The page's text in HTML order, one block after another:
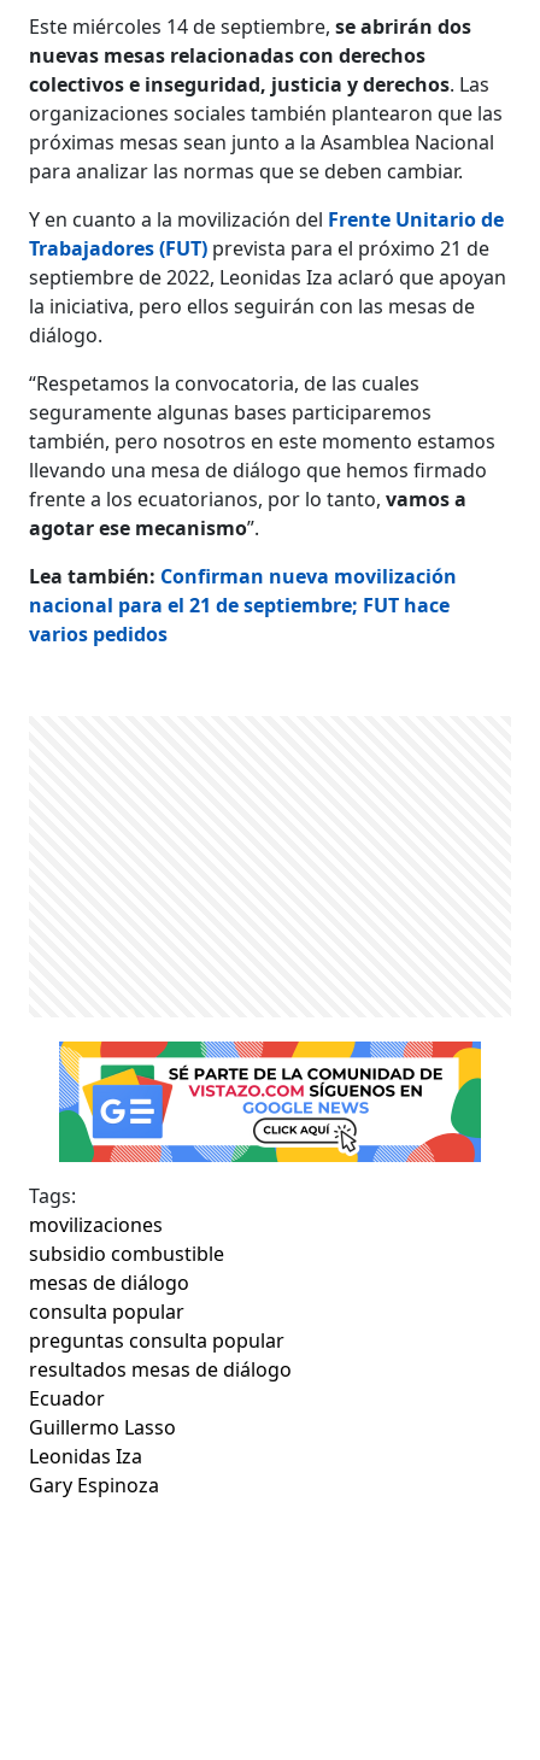
Este miércoles 14 de septiembre,se abrirán dos
nuevas mesas relacionadas con derechos
colectivos e inseguridad, justicia y derechos. Las
organizaciones sociales también plantearon que las
próximas mesas sean junto a la Asamblea Nacional
para analizar las normas que se deben cambiar.
Y en cuanto a la movilización del Frente Unitario de
Trabajadores (FUT) prevista para el próximo 21 de
septiembre de 2022, Leonidas Iza aclaró que apoyan
la iniciativa, pero ellos seguirán con las mesas de
diálogo.
“Respetamos la convocatoria, de las cuales
seguramente algunas bases participaremos
también, pero nosotros en este momento estamos
llevando una mesa de diálogo que hemos firmado
frente a los ecuatorianos, por lo tanto,vamos a
agotar ese mecanismo”.
Lea también: Confirman nueva movilización
nacional para el 21 de septiembre; FUT hace
varios pedidos
Tags:
movilizaciones
subsidio combustible
mesas de diálogo
consulta popular
preguntas consulta popular
resultados mesas de diálogo
Ecuador
Guillermo Lasso
Leonidas Iza
Gary Espinoza